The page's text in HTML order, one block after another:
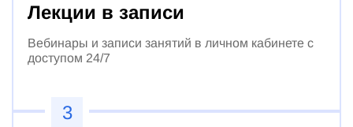
Лекции в записи
Вебинары и записи занятий в личном кабинете с
доступом 24/7
3